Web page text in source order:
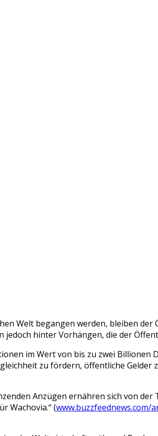
Welt begangen werden, bleiben
hinter Vorhängen, die der
im Wert von bis zu zwei
zu fördern, öffentliche
Anzügen ernähren sich von
Wachovia.“ (www.buzzfeednews.com/